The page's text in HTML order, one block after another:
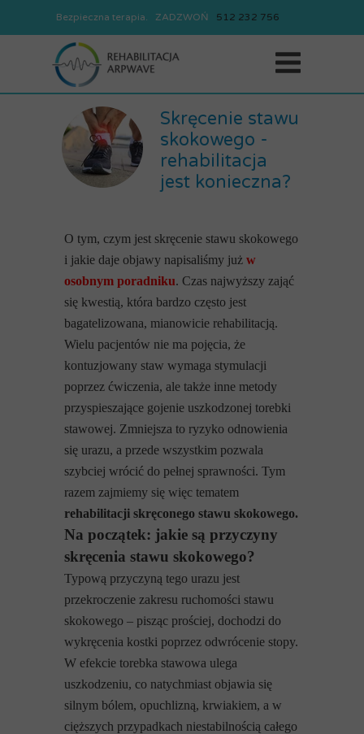
Bezpieczna terapia. ZADZWOŃ 512 232 756
REJESTRACJA 512 232 756
Skręcenie stawu
skokowego -
rehabilitacja
jest konieczna?
O tym, czym jest skręcenie stawu skokowego
i jakie daje objawy napisaliśmy już w
osobnym poradniku. Czas najwyższy zająć
się kwestią, która bardzo często jest
bagatelizowana, mianowicie rehabilitacją.
Wielu pacjentów nie ma pojęcia, że
kontuzjowany staw wymaga stymulacji
poprzez ćwiczenia, ale także inne metody
przyspieszające gojenie uszkodzonej torebki
stawowej. Zmniejsza to ryzyko odnowienia
się urazu, a przede wszystkim pozwala
szybciej wrócić do pełnej sprawności. Tym
razem zajmiemy się więc tematem
rehabilitacji skręconego stawu skokowego.
Na początek: jakie są przyczyny
skręcenia stawu skokowego?
Typową przyczyną tego urazu jest
przekroczenie zakresu ruchomości stawu
skokowego – pisząc prościej, dochodzi do
wykręcenia kostki poprzez odwrócenie stopy.
W efekcie torebka stawowa ulega
uszkodzeniu, co natychmiast objawia się
silnym bólem, opuchlizną, krwiakiem, a w
cięższych przypadkach niestabilnością całego